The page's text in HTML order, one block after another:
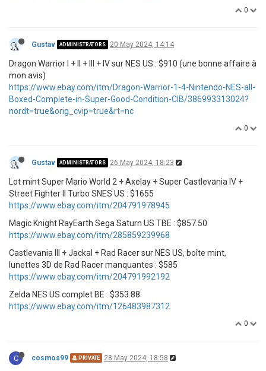
0
Gustav ADMINISTRATORS 20 May 2024, 14:14
Dragon Warrior I + II + III + IV sur NES US : $910 (une bonne affaire à
mon avis)
https://www.ebay.com/itm/Dragon-Warrior-1-4-Nintendo-NES-all-
Boxed-Complete-in-Super-Good-Condition-CIB/386993313024?
nordt=true&orig_cvip=true&rt=nc
0
Gustav ADMINISTRATORS 26 May 2024, 18:23
Lot mint Super Mario World 2 + Axelay + Super Castlevania IV +
Street Fighter II Turbo SNES US : $1655
https://www.ebay.com/itm/204791978945
Magic Knight RayEarth Sega Saturn US TBE : $857.50
https://www.ebay.com/itm/285859239968
Castlevania III + Jackal + Rad Racer sur NES US, boîte mint,
lunettes 3D de Rad Racer manquantes : $585
https://www.ebay.com/itm/204791992192
Zelda NES US complet BE : $353.88
https://www.ebay.com/itm/126483987312
0
C cosmos99 PRIVATE 28 May 2024, 18:58